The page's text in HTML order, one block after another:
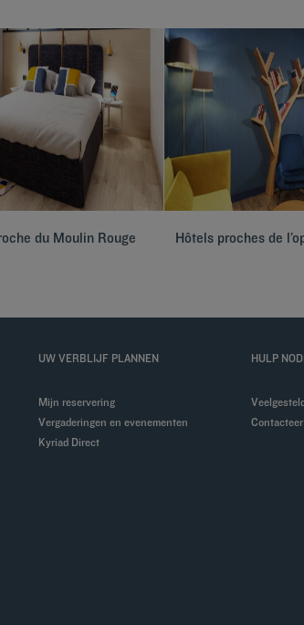
du Moulin Rouge Hôtels proches de
UW VERBLIJF PLANNEN
Mijn reservering
Vergaderingen en evenementen
Kyriad Direct
HULP